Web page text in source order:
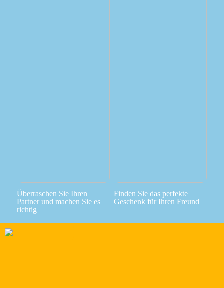
Überraschen Sie Ihren
Partner und machen Sie es
richtig
Finden Sie das perfekte
Geschenk für Ihren Freund